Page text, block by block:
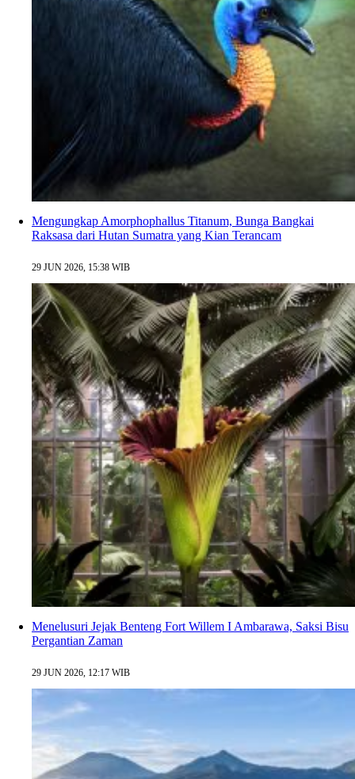
Mengungkap Amorphophallus Titanum, Bunga Bangkai
Raksasa dari Hutan Sumatra yang Kian Terancam
29 JUN 2026, 15:38 WIB
Menelusuri Jejak Benteng Fort Willem I Ambarawa, Saksi Bisu
Pergantian Zaman
29 JUN 2026, 12:17 WIB